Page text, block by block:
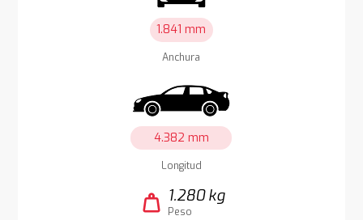
1.841 mm
Anchura
4.382 mm
Longitud
weight 1.280 kg
Peso